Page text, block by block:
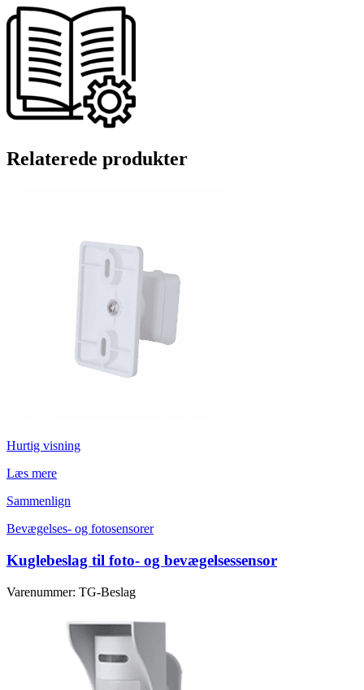
Relaterede produkter
Hurtig visning
Læs mere
Sammenlign
Bevægelses- og fotosensorer
Kuglebeslag til foto- og bevægelsessensor
Varenummer: TG-Beslag